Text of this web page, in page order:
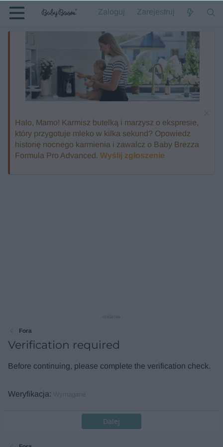
Zaloguj Zarejestruj
Halo, Mamo! Karmisz butelką i marzysz o ekspresie,
który przygotuje mleko w kilka sekund? Opowiedz
historię nocnego karmienia i zawalcz o Baby Brezza
Formula Pro Advanced. Wyślij zgłoszenie
Fora
Verification required
Before continuing, please complete the verification check.
Weryfikacja Wymagane
Dalej